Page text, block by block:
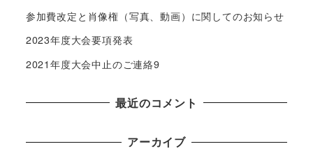
参加費改定と肖像権（写真、動画）に関してのお知らせ
2023年度大会要項発表
2021年度大会中止のご連絡9
最近のコメント
アーカイブ